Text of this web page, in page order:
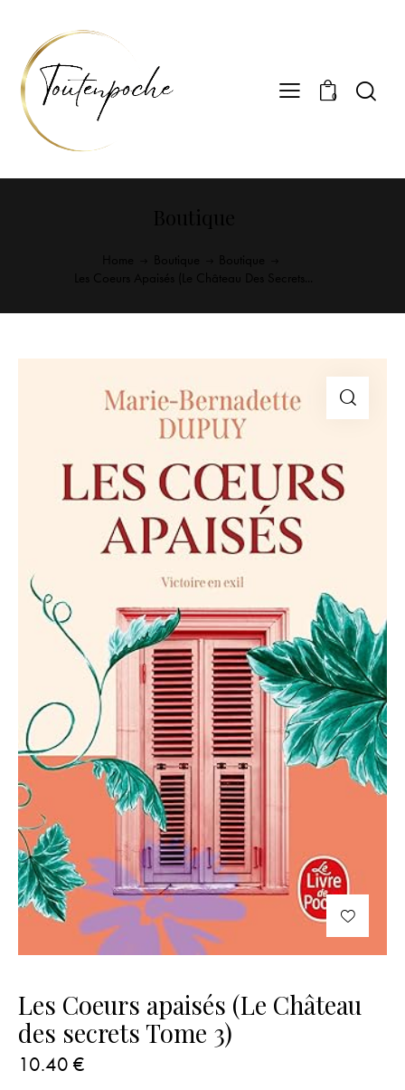
0
Les Coeurs apaisés (Le Château
des secrets Tome 3)
10.40 €